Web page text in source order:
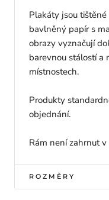
Plakáty jsou
bavlněný papír s
obrazy vyznačují
barevnou stálostí a
místnostech.
Produkty
objednání.
Rám není zahrnut v
ROZMĚRY